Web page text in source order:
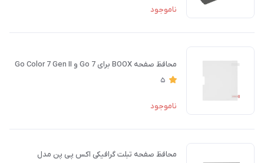
ناموجود
محافظ صفحه BOOX برای Go 7 و Go Color 7 Gen II
5
ناموجود
محافظ صفحه تبلت گرافیکی اکس پی پن مدل